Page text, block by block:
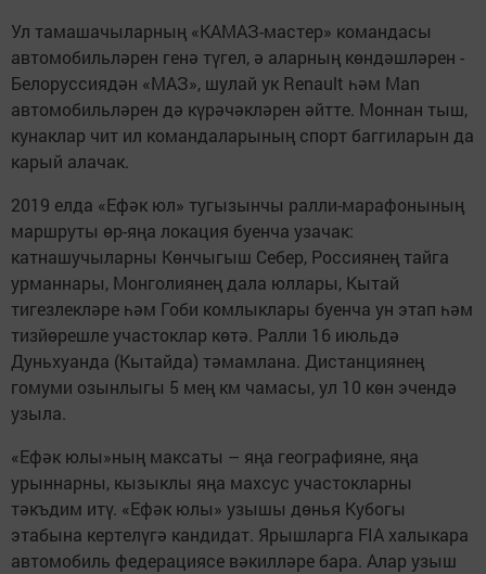
Ул тамашачыларның «КАМАЗ-мастер» командасы
автомобильләрен генә түгел, ә аларның көндәшләрен -
Белоруссиядән «МАЗ», шулай ук Renault һәм Man
автомобильләрен дә күрәчәкләрен әйтте. Моннан тыш,
кунаклар чит ил командаларының спорт баггиларын да
карый алачак.
2019 елда «Ефәк юл» тугызынчы ралли-марафонының
маршруты өр-яңа локация буенча узачак:
катнашучыларны Көнчыгыш Себер, Россиянең тайга
урманнары, Монголиянең дала юллары, Кытай
тигезлекләре һәм Гоби комлыклары буенча ун этап һәм
тизйөрешле участоклар көтә. Ралли 16 июльдә
Дуньхуанда (Кытайда) тәмамлана. Дистанциянең
гомуми озынлыгы 5 мең км чамасы, ул 10 көн эчендә
узыла.
«Ефәк юлы»ның максаты – яңа географияне, яңа
урыннарны, кызыклы яңа махсус участокларны
тәкъдим итү. «Ефәк юлы» узышы дөнья Кубогы
этабына кертелүгә кандидат. Ярышларга FIA халыкара
автомобиль федерациясе вәкилләре бара. Алар узыш